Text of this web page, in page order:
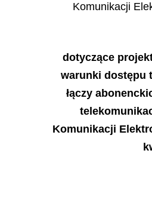
Komunikacji
dotyczące
warunki dostępu
łączy
Komunikacji